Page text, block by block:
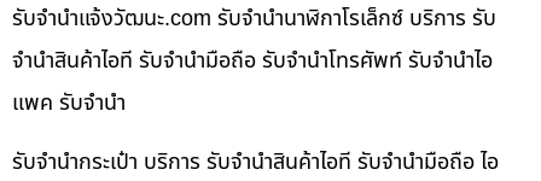
รับจํานําแจ้งวัฒนะ.com รับจำนำนาฬิกาโรเล็กซ์ บริการ รับ
จำนำสินค้าไอที รับจำนำมือถือ รับจำนำโทรศัพท์ รับจำนำไอ
แพค รับจำนำ
รับจำนำกระเป๋า บริการ รับจำนำสินค้าไอที รับจำนำมือถือ ไอ